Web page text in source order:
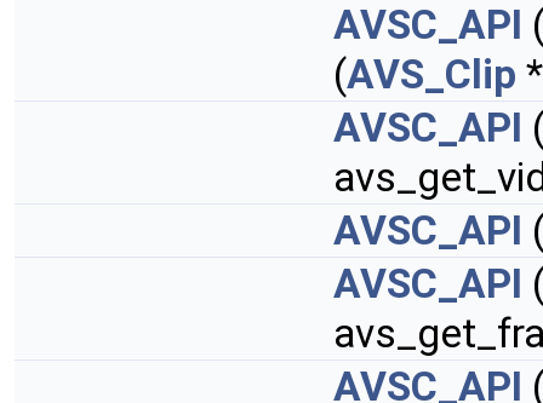
AVSC_API
(AVS_Clip
AVSC_API
AVSC_API
AVSC_API
AVSC_API